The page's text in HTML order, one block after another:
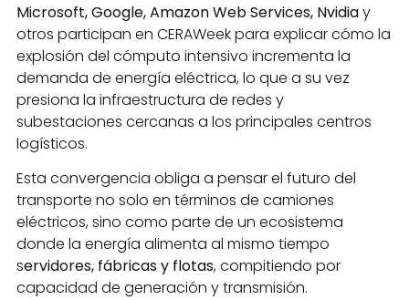
Microsoft, Google, Amazon Web Services, Nvidiay
otros participan en CERAWeek para explicar cómo la
explosión del cómputo intensivo incrementa la
demanda de energía eléctrica, lo que a su vez
presiona la infraestructura de redes y
subestaciones cercanas a los principales centros
logísticos.
Esta convergencia obliga a pensar el futuro del
transporte no solo en términos de camiones
eléctricos, sino como parte de un ecosistema
donde la energía alimenta al mismo tiempo
servidores, fábricas y flotas, compitiendo por
capacidad de generación y transmisión.